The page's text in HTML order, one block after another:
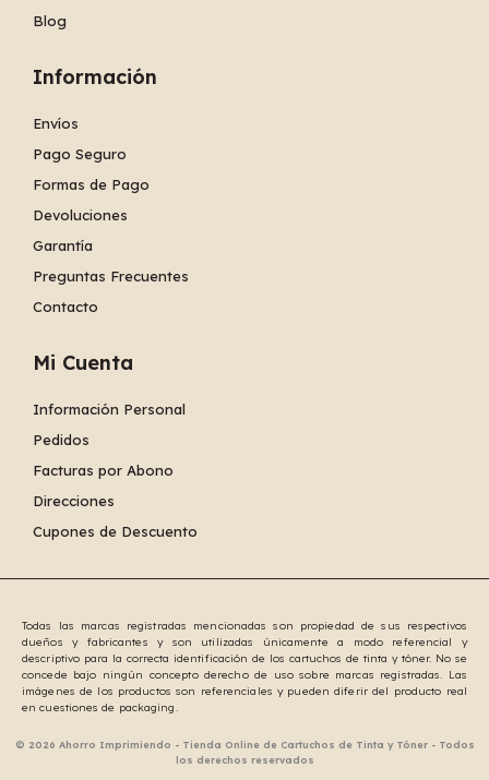
Blog
Información
Envíos
Pago Seguro
Formas de Pago
Devoluciones
Garantía
Preguntas Frecuentes
Contacto
Mi Cuenta
Información Personal
Pedidos
Facturas por Abono
Direcciones
Cupones de Descuento
Todas las marcas registradas mencionadas son propiedad de sus respectivos
dueños y fabricantes y son utilizadas únicamente a modo referencial y
descriptivo para la correcta identificación de los cartuchos de tinta y tóner. No se
concede bajo ningún concepto derecho de uso sobre marcas registradas. Las
imágenes de los productos son referenciales y pueden diferir del producto real
en cuestiones de packaging.
© 2026 Ahorro Imprimiendo - Tienda Online de Cartuchos de Tinta y Tóner - Todos
los derechos reservados